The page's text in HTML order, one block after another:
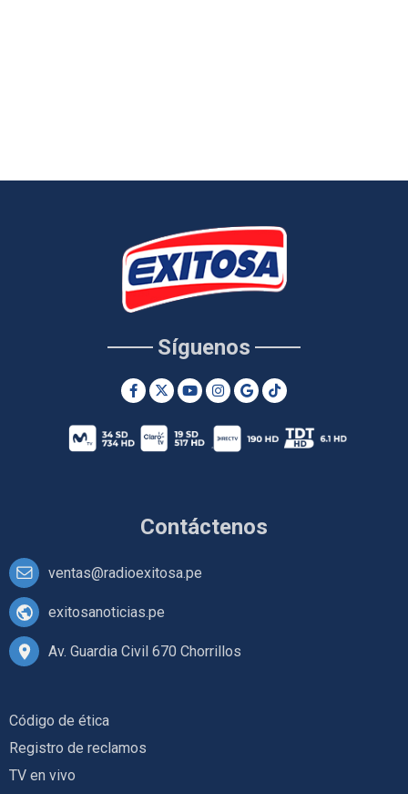
Contáctenos
ventas@radioexitosa.pe
exitosanoticias.pe
Av. Guardia Civil 670 Chorrillos
Síguenos
Código de ética
Registro de reclamos
TV en vivo